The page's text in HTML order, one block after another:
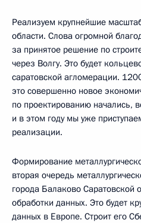
Реализуем крупнейшие
области. Слова огромной
за принятое решение по
через Волгу. Это будет
саратовской агломерации.
это совершенно новое
по проектированию начались,
и в этом году мы уже
реализации.
Формирование
вторая очередь
города Балаково Саратовской
обработки данных. Это будет
данных в Европе. Строит его